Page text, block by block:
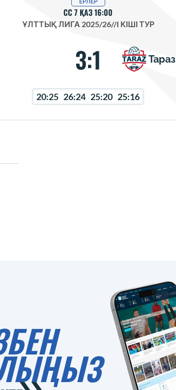
ЕРЛЕР
СС 7 ҚАЗ 16:00
ҰЛТТЫҚ ЛИГА 2025/26//I КІШІ ТУР
3:1 Тараз
20:25 26:24 25:20 25:16